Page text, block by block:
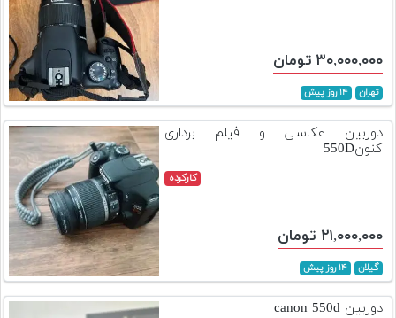
۳۰,۰۰۰,۰۰۰ تومان
تهران ۱۴ روز پیش
دوربین عکاسی و فیلم برداری
کنون550D
کارکرده
۲۱,۰۰۰,۰۰۰ تومان
گیلان ۱۴ روز پیش
دوربین canon 550d